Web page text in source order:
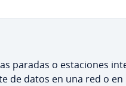
paradas o es­ta­cio­nes
de datos en una red o